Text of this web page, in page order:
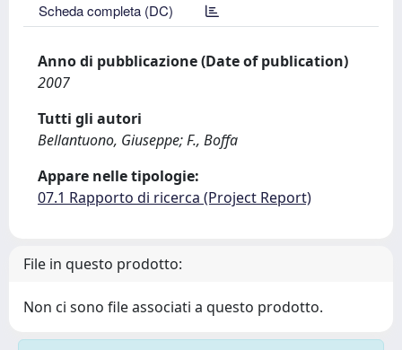
Scheda completa (DC)
Anno di pubblicazione (Date of publication)
2007
Tutti gli autori
Bellantuono, Giuseppe; F., Boffa
Appare nelle tipologie:
07.1 Rapporto di ricerca (Project Report)
File in questo prodotto:
Non ci sono file associati a questo prodotto.